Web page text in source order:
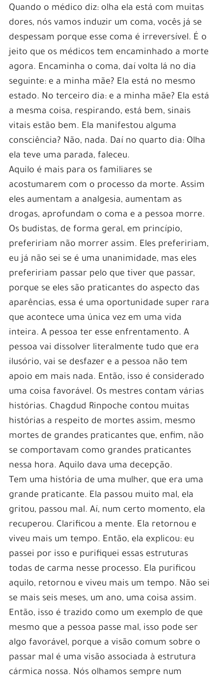
Quando o médico diz: olha ela está com muitas
dores, nós vamos induzir um coma, vocês já se
despessam porque esse coma é irreversível. É o
jeito que os médicos tem encaminhado a morte
agora. Encaminha o coma, daí volta lá no dia
seguinte: e a minha mãe? Ela está no mesmo
estado. No terceiro dia: e a minha mãe? Ela está
a mesma coisa, respirando, está bem, sinais
vitais estão bem. Ela manifestou alguma
consciência? Não, nada. Daí no quarto dia: Olha
ela teve uma parada, faleceu.
Aquilo é mais para os familiares se
acostumarem com o processo da morte. Assim
eles aumentam a analgesia, aumentam as
drogas, aprofundam o coma e a pessoa morre.
Os budistas, de forma geral, em princípio,
prefeririam não morrer assim. Eles prefeririam,
eu já não sei se é uma unanimidade, mas eles
prefeririam passar pelo que tiver que passar,
porque se eles são praticantes do aspecto das
aparências, essa é uma oportunidade super rara
que acontece uma única vez em uma vida
inteira. A pessoa ter esse enfrentamento. A
pessoa vai dissolver literalmente tudo que era
ilusório, vai se desfazer e a pessoa não tem
apoio em mais nada. Então, isso é considerado
uma coisa favorável. Os mestres contam várias
histórias. Chagdud Rinpoche contou muitas
histórias a respeito de mortes assim, mesmo
mortes de grandes praticantes que, enfim, não
se comportavam como grandes praticantes
nessa hora. Aquilo dava uma decepção.
Tem uma história de uma mulher, que era uma
grande praticante. Ela passou muito mal, ela
gritou, passou mal. Aí, num certo momento, ela
recuperou. Clarificou a mente. Ela retornou e
viveu mais um tempo. Então, ela explicou: eu
passei por isso e purifiquei essas estruturas
todas de carma nesse processo. Ela purificou
aquilo, retornou e viveu mais um tempo. Não sei
se mais seis meses, um ano, uma coisa assim.
Então, isso é trazido como um exemplo de que
mesmo que a pessoa passe mal, isso pode ser
algo favorável, porque a visão comum sobre o
passar mal é uma visão associada à estrutura
cármica nossa. Nós olhamos sempre num